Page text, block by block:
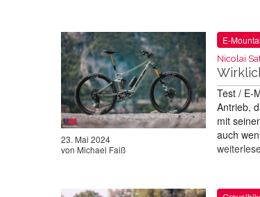
23. Mai 2024
von Michael Faiß
E-
Nicolai
Test / E-
Antrieb,
mit
auch